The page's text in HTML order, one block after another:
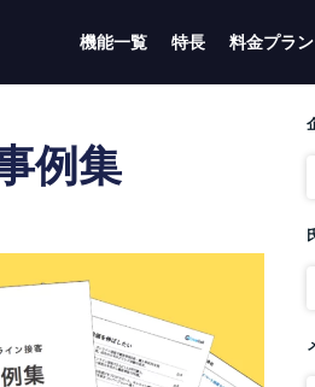
機能一覧 特長 料金プラン
例集